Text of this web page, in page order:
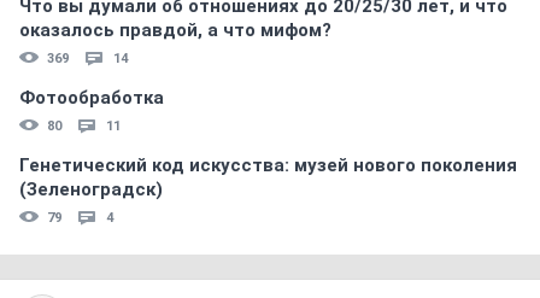
Что вы думали об отношениях до 20/25/30 лет, и что
оказалось правдой, а что мифом?
369 14
Фотообработка
80 11
Генетический код искусства: музей нового поколения
(Зеленоградск)
79 4